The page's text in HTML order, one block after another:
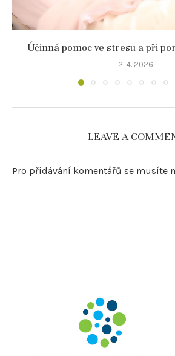
Účinná pomoc ve stresu a při
2. 4. 2026
LEAVE A
Pro přidávání komentářů se musíte